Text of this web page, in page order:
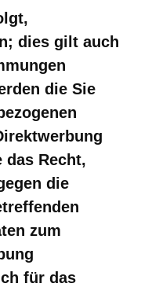
dies gilt auch
die Sie
das Recht,
die
zum
für das